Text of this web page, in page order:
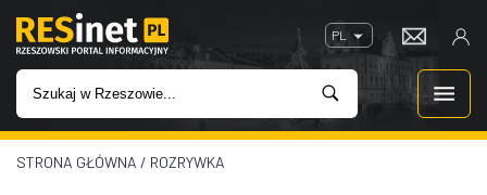
PL
WIADOMOŚCI
STRONA GŁÓWNA / ROZRYWKA